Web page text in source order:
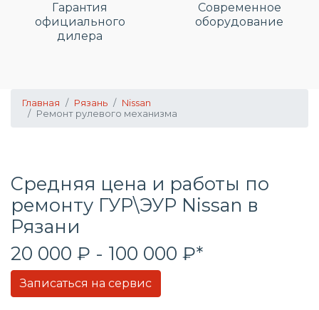
Гарантия
официального
дилера
Современное
оборудование
Главная Рязань
Nissan
Ремонт рулевого механизма
Средняя цена и работы по
ремонту ГУР\ЭУР Nissan в
Рязани
20 000 ₽ - 100 000 ₽*
Записаться на сервис